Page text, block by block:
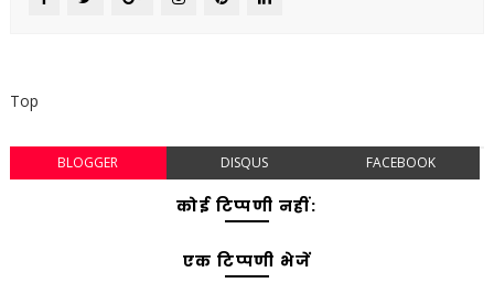
Top
BLOGGER DISQUS FACEBOOK
कोई टिप्पणी नहीं:
एक टिप्पणी भेजें